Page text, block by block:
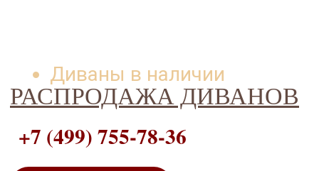
РАСПРОДАЖА ДИВАНОВ
На распродажу →
+7 (499) 755-78-36